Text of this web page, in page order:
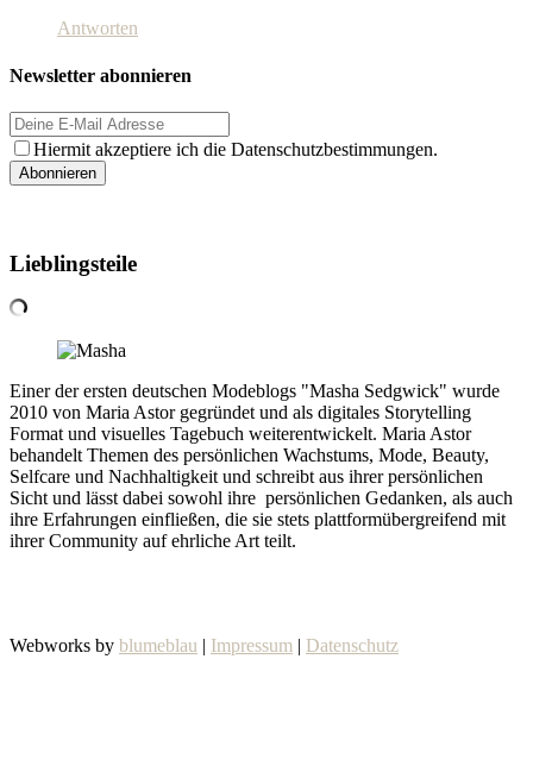
Antworten
Newsletter abonnieren
Hiermit akzeptiere ich die Datenschutzbestimmungen.
Lieblingsteile
Einer der ersten deutschen Modeblogs "Masha Sedgwick" wurde
2010 von Maria Astor gegründet und als digitales Storytelling
Format und visuelles Tagebuch weiterentwickelt. Maria Astor
behandelt Themen des persönlichen Wachstums, Mode, Beauty,
Selfcare und Nachhaltigkeit und schreibt aus ihrer persönlichen
Sicht und lässt dabei sowohl ihre persönlichen Gedanken, als auch
ihre Erfahrungen einfließen, die sie stets plattformübergreifend mit
ihrer Community auf ehrliche Art teilt.
Webworks by blumeblau | Impressum | Datenschutz